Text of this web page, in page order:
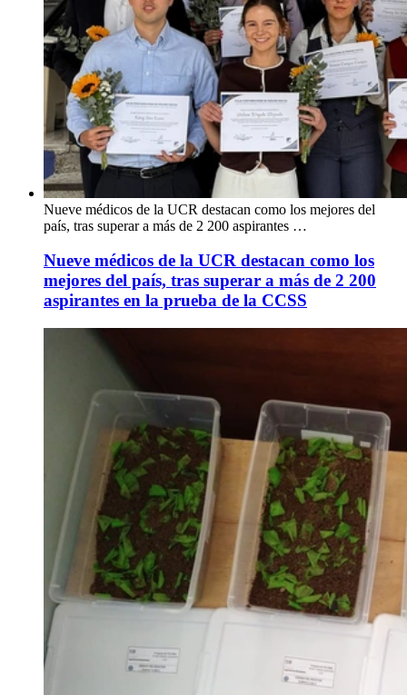
Nueve médicos de la UCR destacan como los mejores del
país, tras superar a más de 2 200 aspirantes …
Nueve médicos de la UCR destacan como los
mejores del país, tras superar a más de 2 200
aspirantes en la prueba de la CCSS